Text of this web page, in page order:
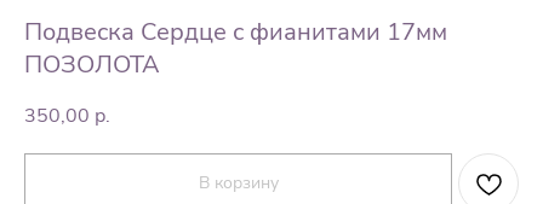
Подвеска Сердце с фианитами 17мм
ПОЗОЛОТА
350,00 р.
В корзину